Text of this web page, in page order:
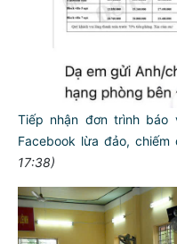
Tiếp nhận đơn trình
Facebook lừa đảo,
17:38)